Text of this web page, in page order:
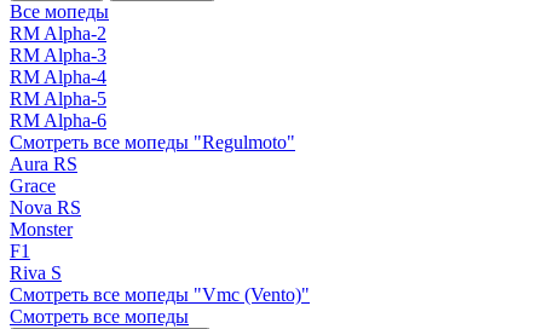
Все мопеды
RM Alpha-2
RM Alpha-3
RM Alpha-4
RM Alpha-5
RM Alpha-6
Смотреть все мопеды "Regulmoto"
Aura RS
Grace
Nova RS
Monster
F1
Riva S
Смотреть все мопеды "Vmc (Vento)"
Смотреть все мопеды